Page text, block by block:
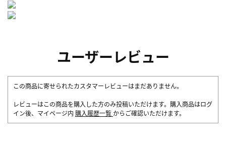
ユーザーレビュー
この商品に寄せられたカスタマーレビューはまだありません。
レビューはこの商品を購入した方のみ投稿いただけます。購入商品はログ
イン後、マイページ内 購入履歴一覧 からご確認いただけます。